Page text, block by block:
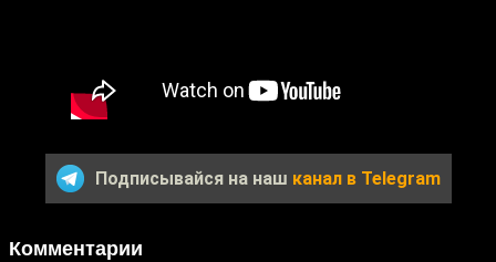
Подписывайся на наш канал в Telegram
Комментарии